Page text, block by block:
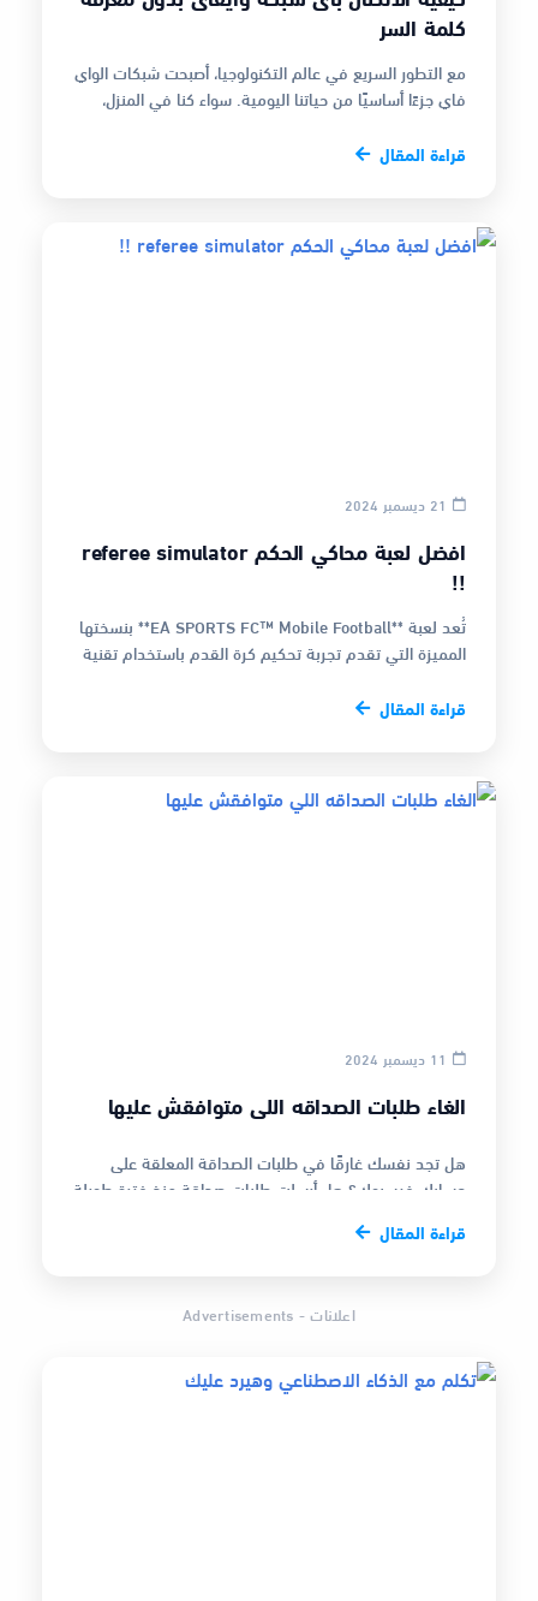
كلمة السر
مع التطور السريع في عالم التكنولوجيا، أصبحت شبكات الواي
فاي جزءًا أساسيًا من حياتنا اليومية. سواء كنا في المنزل،
قراءة المقال
21 ديسمبر 2024
افضل لعبة محاكي الحكم referee simulator
!!
تُعد لعبة **EA SPORTS FC™ Mobile Football** بنسختها
المميزة التي تقدم تجربة تحكيم كرة القدم باستخدام تقنية
قراءة المقال
11 ديسمبر 2024
الغاء طلبات الصداقه اللي متوافقش عليها
هل تجد نفسك غارقًا في طلبات الصداقة المعلقة على
حسابك فيسبوك؟ هل أرسلت طلبات صداقة منذ فترة طويلة
قراءة المقال
اعلانات - Advertisements